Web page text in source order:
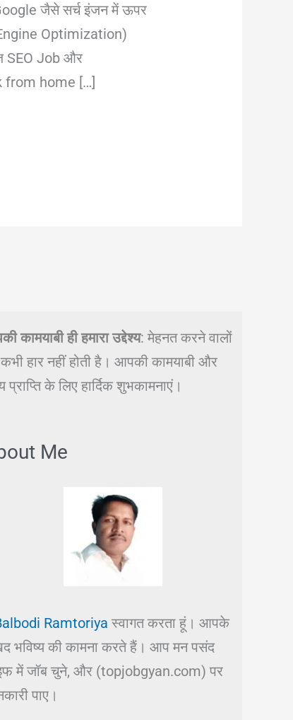
जैसे सर्च इंजन में ऊपर
Optimization)
SEO Job और
from home […]
कामयाबी ही हमारा उद्देश्य: मेहनत करने वालों
हार नहीं होती है। आपकी कामयाबी और
प्राप्ति के लिए हार्दिक शुभकामनाएं।
Me
Ramtoriya स्वागत करता हूं। आपके
भविष्य की कामना करते हैं। आप मन पसंद
में जॉब चुने, और (topjobgyan.com) पर
पाए।